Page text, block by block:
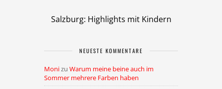
Salzburg: Highlights mit Kindern
NEUESTE KOMMENTARE
Monizu Warum meine beine auch im
Sommer mehrere Farben haben